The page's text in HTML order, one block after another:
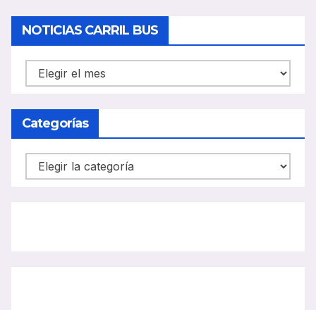
NOTICIAS CARRIL BUS
NOTICIAS
CARRIL
BUS
Categorías
Categorías